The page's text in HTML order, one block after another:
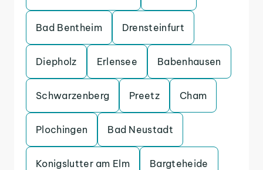
Bad Bentheim Drensteinfurt
Diepholz Erlensee Babenhausen
Schwarzenberg Preetz Cham
Plochingen Bad Neustadt
Konigslutter am Elm Bargteheide